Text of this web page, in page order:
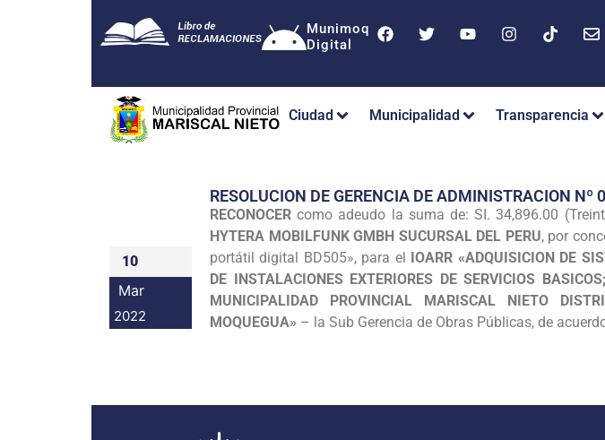
Munimoq
Digital
Ciudad Municipalidad Transparencia
10
Mar
2022
RESOLUCION DE GERENCIA DE ADMINISTRACION
RECONOCER como adeudo la suma de: SI. 34,896.00
HYTERA MOBILFUNK GMBH SUCURSAL DEL PERU, por
portátil digital BD505», para el IOARR «ADQUISICION DE
DE INSTALACIONES EXTERIORES DE SERVICIOS
MUNICIPALIDAD PROVINCIAL MARISCAL NIETO
MOQUEGUA» – la Sub Gerencia de Obras Públicas, de